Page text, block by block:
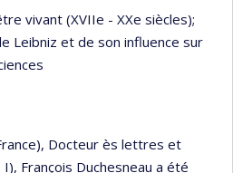
vivant (XVIIe - XXe siècles);
Leibniz et de son influence sur
Docteur ès lettres et
François Duchesneau a été